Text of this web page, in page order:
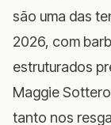
são uma das
2026, com
estruturados
Maggie Sottero
tanto nos